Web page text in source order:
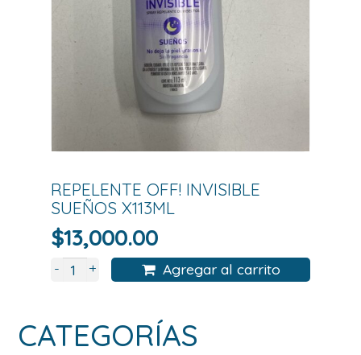
REPELENTE OFF! INVISIBLE
SUEÑOS X113ML
$13,000.00
- + Agregar al carrito
CATEGORÍAS